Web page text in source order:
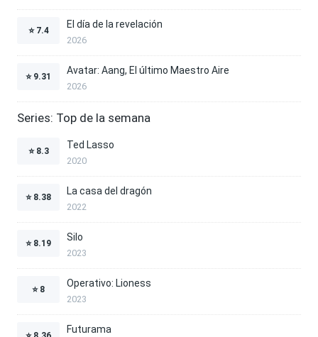
⭐ 7.4
El día de la revelación
2026
⭐ 9.31
Avatar: Aang, El último Maestro Aire
2026
Series: Top de la semana
⭐ 8.3
Ted Lasso
2020
⭐ 8.38
La casa del dragón
2022
⭐ 8.19
Silo
2023
⭐ 8
Operativo: Lioness
2023
Futurama